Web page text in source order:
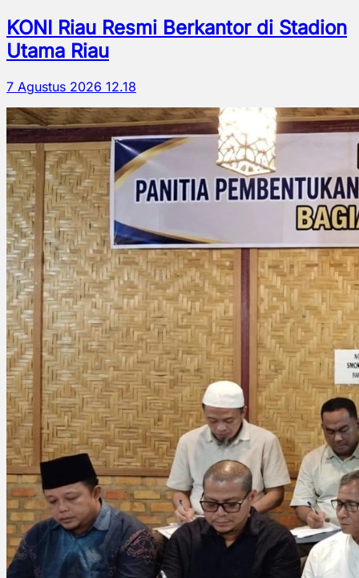
KONI Riau Resmi Berkantor di Stadion
Utama Riau
7 Agustus 2026 12.18